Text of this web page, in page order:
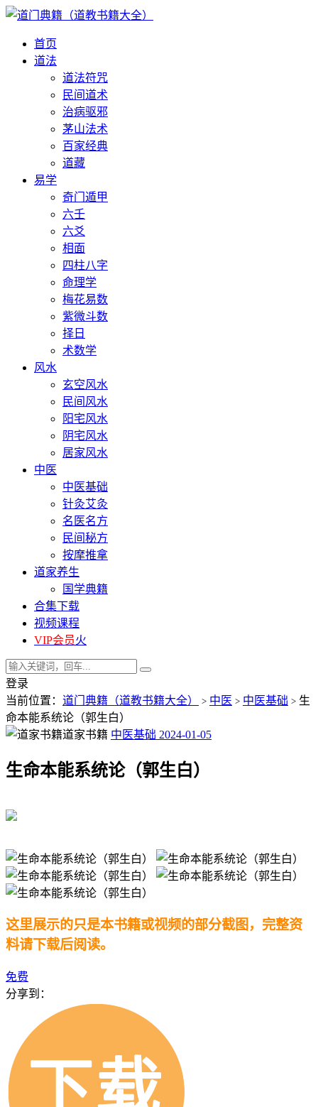
首页
道法
道法符咒
民间道术
治病驱邪
茅山法术
百家经典
道藏
易学
奇门遁甲
六壬
六爻
相面
四柱八字
命理学
梅花易数
紫微斗数
择日
术数学
风水
玄空风水
民间风水
阳宅风水
阴宅风水
居家风水
中医
中医基础
针灸艾灸
名医名方
民间秘方
按摩推拿
道家养生
国学典籍
合集下载
视频课程
VIP会员火
登录
当前位置： 道门典籍（道教书籍大全） > 中医 > 中医基础 > 生
命本能系统论（郭生白）
道家书籍 中医基础 2024-01-05
生命本能系统论（郭生白）
这里展示的只是本书籍或视频的部分截图，完整资
料请下载后阅读。
免费
分享到：